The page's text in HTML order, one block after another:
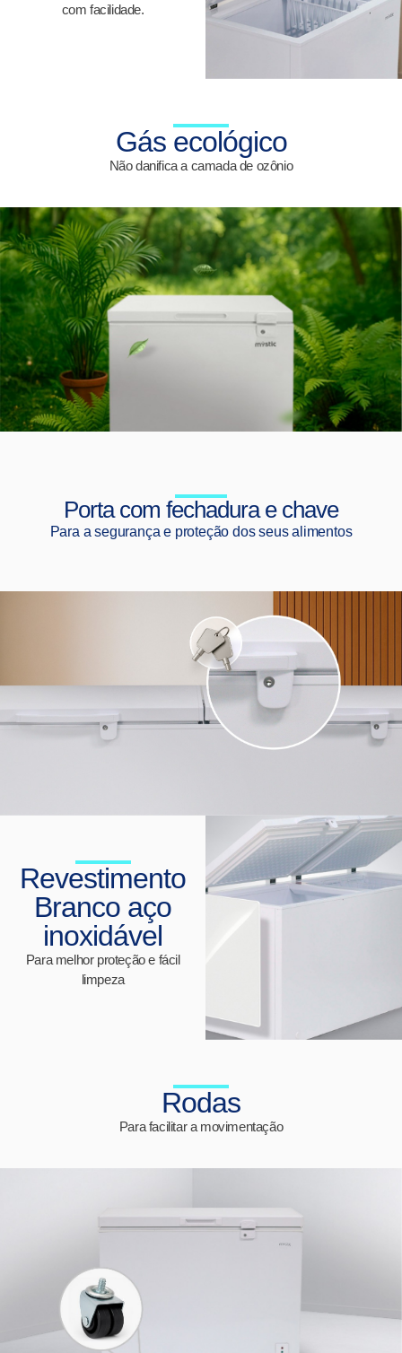
com facilidade.
Gás ecológico
Não danifica a camada de ozônio
Porta com fechadura e chave
Para a segurança e proteção dos seus alimentos
Revestimento
Branco aço
inoxidável
Para melhor proteção e fácil
limpeza
Rodas
Para facilitar a movimentação